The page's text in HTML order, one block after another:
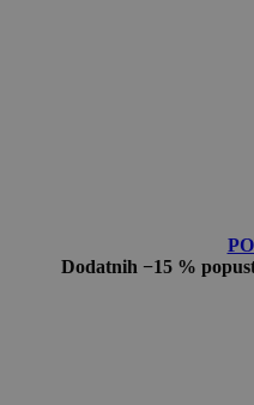
Dodatnih −15 %